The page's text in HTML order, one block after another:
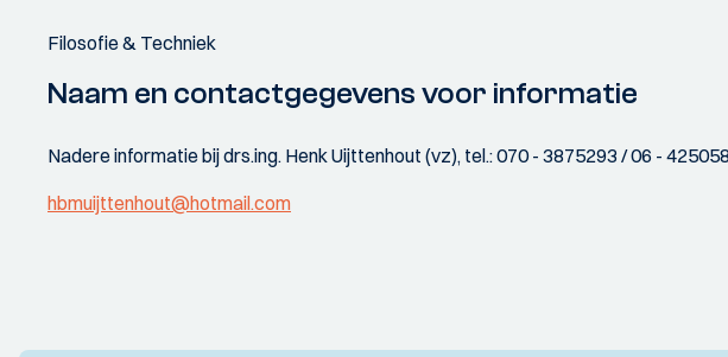
Filosofie & Techniek
Naam en contactgegevens voor informatie
Nadere informatie bij drs.ing. Henk Uijttenhout (vz), tel.: 070 - 3875293 / 06 -
hbmuijttenhout@hotmail.com